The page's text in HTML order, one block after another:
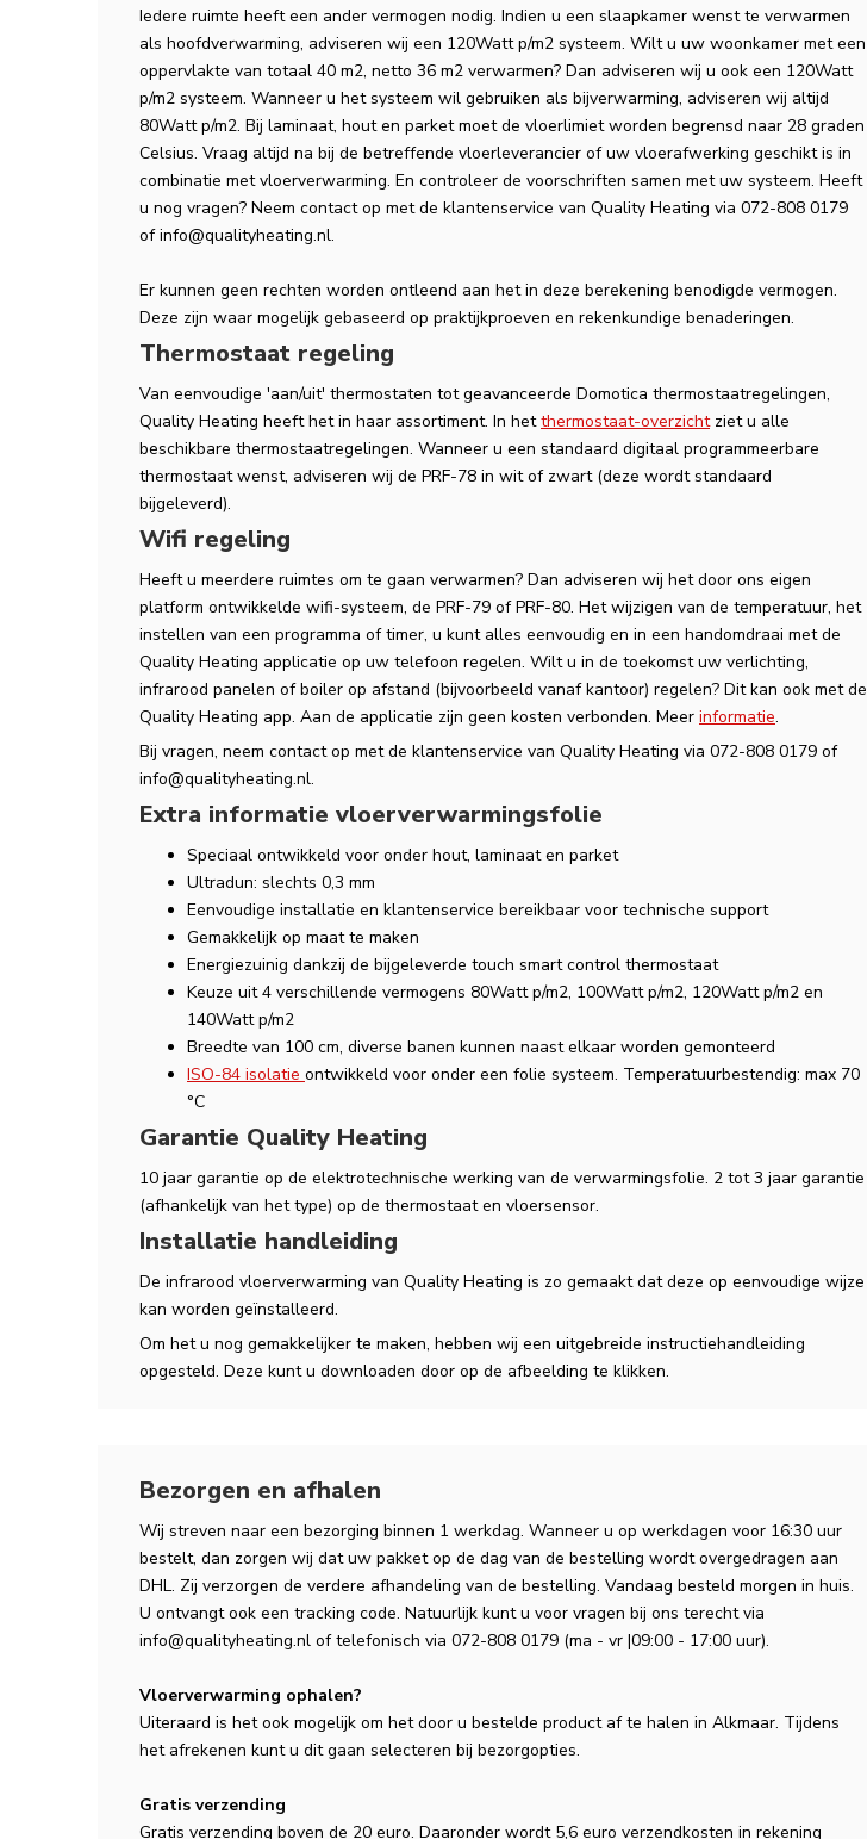
Iedere ruimte heeft een ander vermogen nodig. Indien u een slaapkamer wenst te verwarmen
als hoofdverwarming, adviseren wij een 120Watt p/m2 systeem. Wilt u uw woonkamer met een
oppervlakte van totaal 40 m2, netto 36 m2 verwarmen? Dan adviseren wij u ook een 120Watt
p/m2 systeem. Wanneer u het systeem wil gebruiken als bijverwarming, adviseren wij altijd
80Watt p/m2. Bij laminaat, hout en parket moet de vloerlimiet worden begrensd naar 28 graden
Celsius. Vraag altijd na bij de betreffende vloerleverancier of uw vloerafwerking geschikt is in
combinatie met vloerverwarming. En controleer de voorschriften samen met uw systeem. Heeft
u nog vragen? Neem contact op met de klantenservice van Quality Heating via 072-808 0179
ofinfo@qualityheating.nl.
Er kunnen geen rechten worden ontleend aan het in deze berekening benodigde vermogen.
Deze zijn waar mogelijk gebaseerd op praktijkproeven en rekenkundige benaderingen.
Thermostaat regeling
Van eenvoudige 'aan/uit' thermostaten tot geavanceerde Domotica thermostaatregelingen,
Quality Heating heeft het in haar assortiment. In hetthermostaat-overzichtziet u alle
beschikbare thermostaatregelingen. Wanneer u een standaard digitaal programmeerbare
thermostaat wenst, adviseren wij de PRF-78 in wit of zwart (deze wordt standaard
bijgeleverd).
Wifi regeling
Heeft u meerdere ruimtes om te gaan verwarmen? Dan adviseren wij het door ons eigen
platform ontwikkelde wifi-systeem, de PRF-79 of PRF-80. Het wijzigen van de temperatuur, het
instellen van een programma of timer, u kunt alles eenvoudig en in een handomdraai met de
Quality Heating applicatie op uw telefoon regelen. Wilt u in de toekomst uw verlichting,
infrarood panelen of boiler op afstand (bijvoorbeeld vanaf kantoor) regelen? Dit kan ook met de
Quality Heating app. Aan de applicatie zijn geen kosten verbonden. Meer informatie.
Bij vragen, neem contact op met de klantenservice van Quality Heating via 072-808 0179 of
info@qualityheating.nl.
Extra informatie vloerverwarmingsfolie
Speciaal ontwikkeld voor onder hout, laminaat en parket
Ultradun: slechts 0,3 mm
Eenvoudige installatie en klantenservice bereikbaar voor technische support
Gemakkelijk op maat te maken
Energiezuinig dankzij de bijgeleverde touch smart control thermostaat
Keuze uit 4 verschillende vermogens 80Watt p/m2, 100Watt p/m2, 120Watt p/m2 en
140Watt p/m2
Breedte van 100 cm, diverse banen kunnen naast elkaar worden gemonteerd
ISO-84 isolatie ontwikkeld voor onder een folie systeem. Temperatuurbestendig: max 70
°C
Garantie Quality Heating
10 jaar garantie op de elektrotechnische werking van de verwarmingsfolie. 2 tot 3 jaar garantie
(afhankelijk van het type) op de thermostaat en vloersensor.
Installatie handleiding
De infrarood vloerverwarming van Quality Heating is zo gemaakt dat deze op eenvoudige wijze
kan worden geïnstalleerd.
Om het u nog gemakkelijker te maken, hebben wij een uitgebreide instructiehandleiding
opgesteld. Deze kunt u downloaden door op de afbeelding te klikken.
Bezorgen en afhalen
Wij streven naar een bezorging binnen 1 werkdag. Wanneer u op werkdagen voor 16:30 uur
bestelt, dan zorgen wij dat uw pakket op de dag van de bestelling wordt overgedragen aan
DHL. Zij verzorgen de verdere afhandeling van de bestelling. Vandaag besteld morgen in huis.
U ontvangt ook een tracking code. Natuurlijk kunt u voor vragen bij ons terecht via
info@qualityheating.nl of telefonisch via 072-808 0179 (ma - vr |09:00 - 17:00 uur).
Vloerverwarming ophalen?
Uiteraard is het ook mogelijk om het door u bestelde product af te halen in Alkmaar. Tijdens
het afrekenen kunt u dit gaan selecteren bij bezorgopties.
Gratis verzending
Gratis verzending boven de 20 euro. Daaronder wordt 5,6 euro verzendkosten in rekening